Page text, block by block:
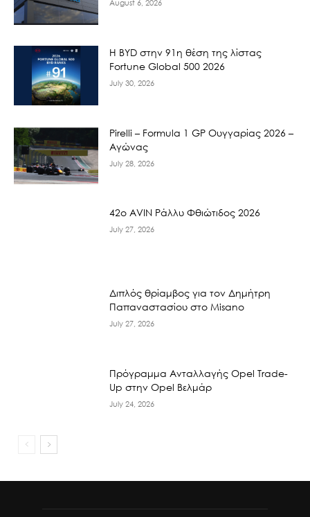
August 6, 2026
Η BYD στην 91η θέση της λίστας
Fortune Global 500 2026
July 30, 2026
Pirelli – Formula 1 GP Ουγγαρίας 2026 –
Αγώνας
July 28, 2026
42ο AVIN Ράλλυ Φθιώτιδος 2026
July 27, 2026
Διπλός θρίαμβος για τον Δημήτρη
Παπαναστασίου στο Misano
July 27, 2026
Πρόγραμμα Ανταλλαγής Opel Trade-
Up στην Opel Βελμάρ
July 24, 2026